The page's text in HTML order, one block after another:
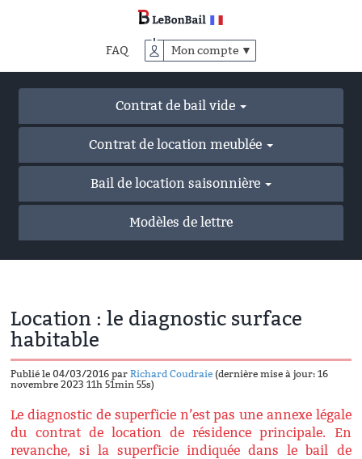
FAQ Mon compte ▼
Contrat de bail vide
Contrat de location meublée
Bail de location saisonnière
Modèles de lettre
Location : le diagnostic surface
habitable
Publié le 04/03/2016 parRichard Coudraie (dernière mise à jour: 16
novembre 2023 11h 51min 55s)
Le diagnostic de superficie n’est pas une annexe légale
du contrat de location de résidence principale. En
revanche, si la superficie indiquée dans le bail de